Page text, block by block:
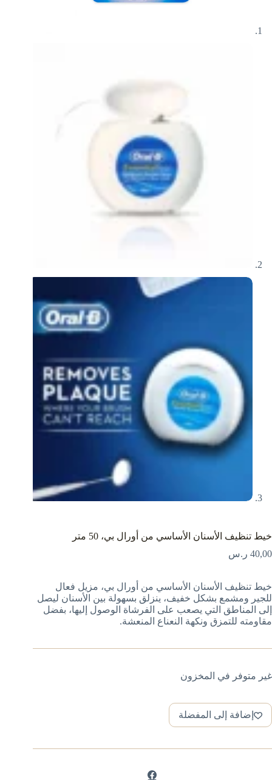
خيط تنظيف الأسنان الأساسي من أورال بي، 50 متر
40,00 ر.س
خيط تنظيف الأسنان الأساسي من أورال بي، مزيل فعال
للجير ومشمع بشكل خفيف، ينزلق بسهولة بين الأسنان ليصل
إلى المناطق التي يصعب على الفرشاة الوصول إليها، بفضل
مقاومته للتمزق ونكهة النعناع المنعشة.
غير متوفر في المخزون
إضافة إلى المفضلة